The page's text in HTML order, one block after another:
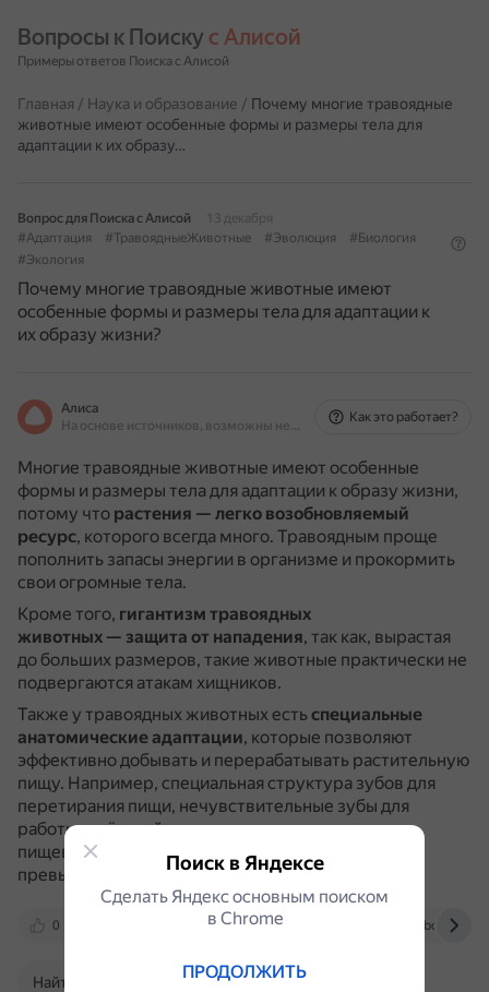
Вопросы к Поиску с Алисой
Примеры ответов Поиска с Алисой
Главная / Наука и образование / Почему многие травоядные
животные имеют особенные формы и размеры тела для
адаптации к их образу…
Вопрос для Поиска с Алисой
13 декабря
#Адаптация
#ТравоядныеЖивотные #Эволюция
#Биология
#Экология
Почему многие травоядные животные имеют
особенные формы и размеры тела для адаптации к
их образу жизни?
Алиса
На основе источников, возможны неточности
Как это работает?
Многие травоядные животные имеют особенные
формы и размеры тела для адаптации к образу жизни,
потому что растения — легко возобновляемый
ресурс, которого всегда много. Травоядным проще
пополнить запасы энергии в организме и прокормить
свои огромные тела.
Кроме того, гигантизм травоядных
животных — защита от нападения, так как, вырастая
до больших размеров, такие животные практически не
подвергаются атакам хищников.
Также у травоядных животных есть специальные
анатомические адаптации, которые позволяют
эффективно добывать и перерабатывать растительную
пищу. Например, специальная структура зубов для
перетирания пищи, нечувствительные зубы для
работы с жёсткой растительностью, длина
пищеварительной системы, которая значительно
превышает длину тела.
0 otvet.mail.ru
Найти в Поиске
Поиск в Яндексе
Сделать Яндекс основным поиском
в Сhrome
ПРОДОЛЖИТЬ